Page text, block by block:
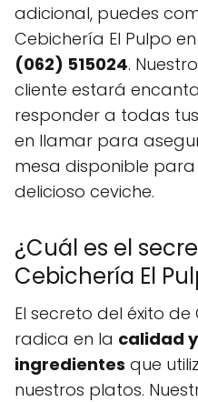
adicional, puedes
Cebichería El Pulpo
(062) 515024.
cliente estará
responder a todas
en llamar para
mesa disponible
delicioso ceviche.
¿Cuál es el
Cebichería El
El secreto del éxito
radica en la calidad
ingredientes que
nuestros platos.